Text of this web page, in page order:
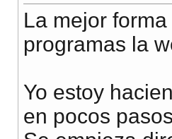
La mejor
programas la
Yo estoy
en pocos